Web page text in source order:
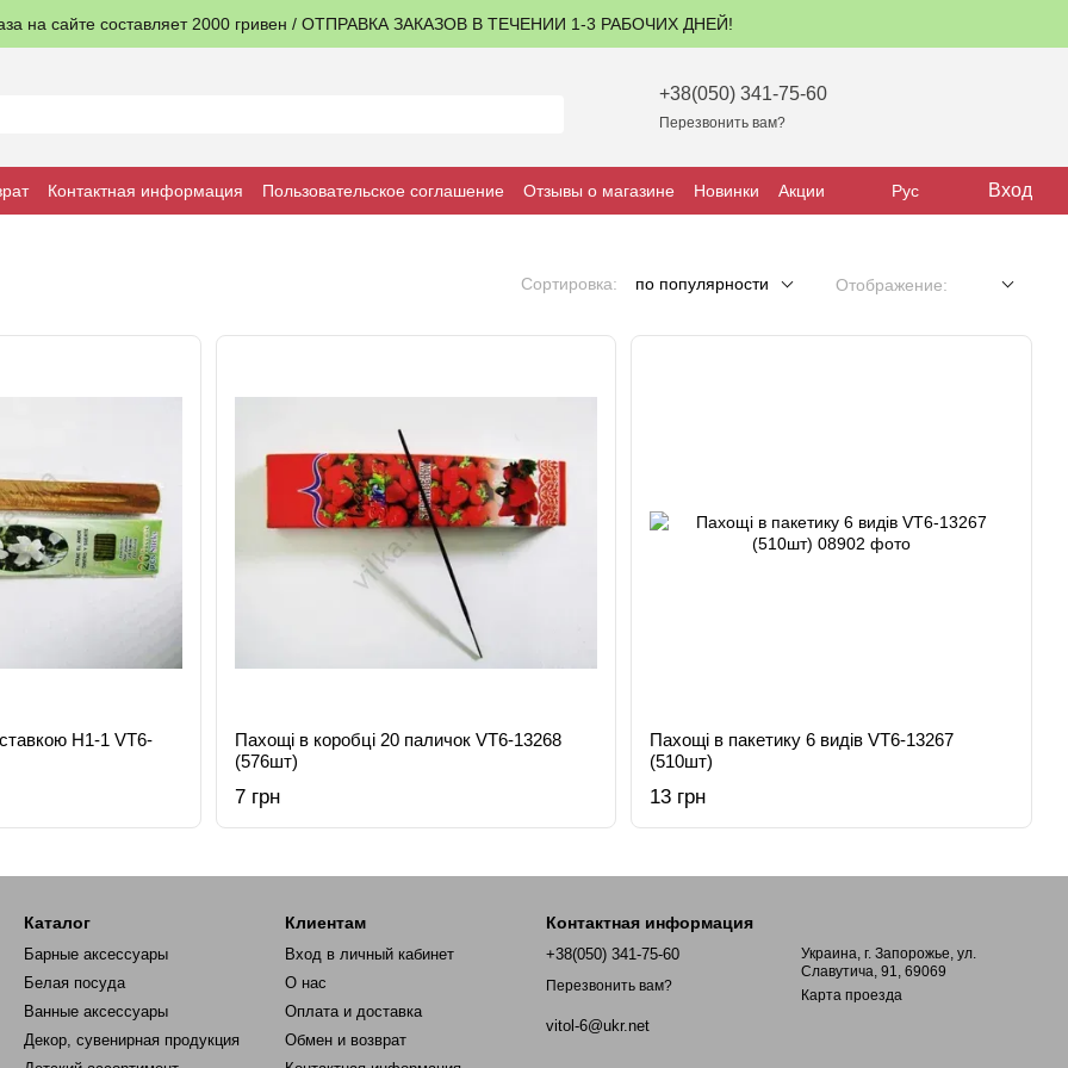
на сайте составляет 2000 гривен / ОТПРАВКА ЗАКАЗОВ В ТЕЧЕНИИ 1-3 РАБОЧИХ ДНЕЙ!
+38(050) 341-75-60
Перезвонить вам?
Контактная информация Пользовательское соглашение Отзывы о магазине Новинки Акции Рус Вход
Сортировка: по популярности Отображение:
H1-1 VT6-
Пахощі в коробці 20 паличок VT6-13268
(576шт)
7 грн
Пахощі в пакетику 6 видів VT6-13267
(510шт)
13 грн
Каталог
Барные аксессуары
Белая посуда
Ванные аксессуары
Декор, сувенирная продукция
Клиентам
Вход в личный кабинет
О нас
Оплата и доставка
Обмен и возврат
Контактная информация
+38(050) 341-75-60
Перезвонить вам?
vitol-6@ukr.net
Украина, г. Запорожье, ул.
Славутича, 91, 69069
Карта проезда